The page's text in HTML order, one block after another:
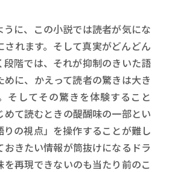
に、この小説では読者が気にな
されます。そして真実がどんどん
段階では、それが抑制のきいた語
めに、かえって読者の驚きは大き
そしてその驚きを体験すること
て読むときの醍醐味の一部とい
りの視点」を操作することが難し
おきたい情報が筒抜けになるドラ
再現できないのも当たり前のこ